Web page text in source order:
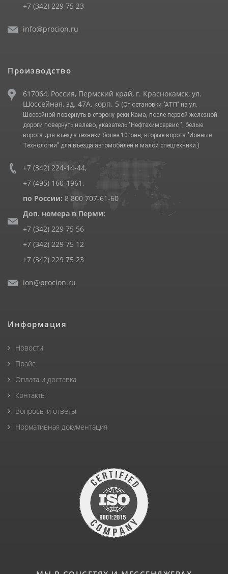
+7 (342) 229 75 23
info@procion.ru
Производство
617064, Россия, Пермский край, г. Краснокамск, ул.
Шоссейная, зд. 47А, корп. 5 (От остановки "АТП" на ул.
Шоссейной повернуть в сторону реки Кама, после первой железной
дороги повернуть налево, указатель "Нефтехимсервис ", белые
ворота для въезда техники более 10тонн, вторые ворота "Ионные
Технологии" для въезда автомобилей и малой спецтехники.)
+7 (342) 224-14-44,
+7 (495) 160-1961 ,
по России: 8 800 707-61-60
Доп. номера в Перми:
+7 (342) 229 75 56
+7 (342) 229 75 12
+7 (342) 229 75 23
ion@procion.ru
Информация
Новости
Прайс
Оплата и доставка
Контакты
Вопросы и ответы
Нормативная документация